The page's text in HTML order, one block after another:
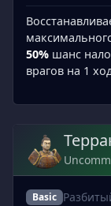
50% шанс
врагов на 1
Basic